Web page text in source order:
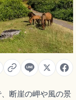
断崖の岬や風の景